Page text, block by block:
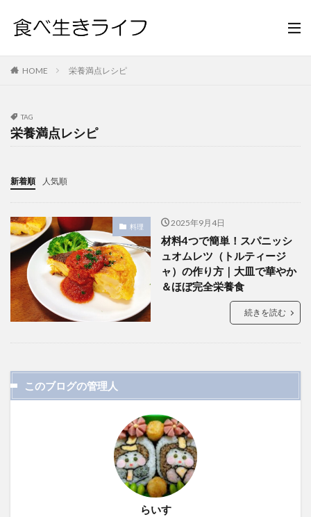
HOME 栄養満点レシピ
TAG
栄養満点レシピ
新着順 人気順
料理 2025年9月4日
材料4つで簡単！スパニッシ
ュオムレツ（トルティージ
ャ）の作り方｜大皿で華やか
＆ほぼ完全栄養食
続きを読む
このブログの管理人
らいす